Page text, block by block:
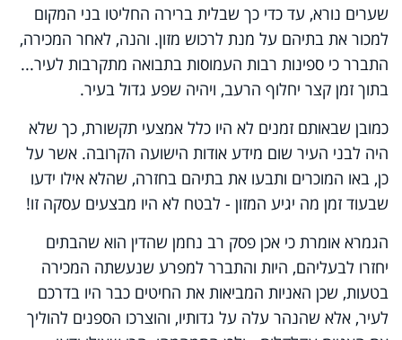
שערים נורא, עד כדי כך שבלית ברירה החליטו בני המקום
למכור את בתיהם על מנת לרכוש מזון. והנה, לאחר המכירה,
התברר כי ספינות רבות העמוסות בתבואה מתקרבות לעיר...
בתוך זמן קצר יחלוף הרעב, ויהיה שפע גדול בעיר.
כמובן שבאותם זמנים לא היו כלל אמצעי תקשורת, כך שלא
היה לבני העיר שום מידע אודות הישועה הקרובה. אשר על
כן, באו המוכרים ותבעו את בתיהם בחזרה, שהלא אילו ידעו
שבעוד זמן מה יגיע המזון - לבטח לא היו מבצעים עסקה זו!
הגמרא אומרת כי אכן פסק רב נחמן שהדין הוא שהבתים
יחזרו לבעליהם, היות והתברר למפרע שנעשתה המכירה
בטעות, שכן האניות המביאות את החיטים כבר היו בדרכם
לעיר, אלא שהנהר עלה על גדותיו, והוצרכו הספנים להוליך